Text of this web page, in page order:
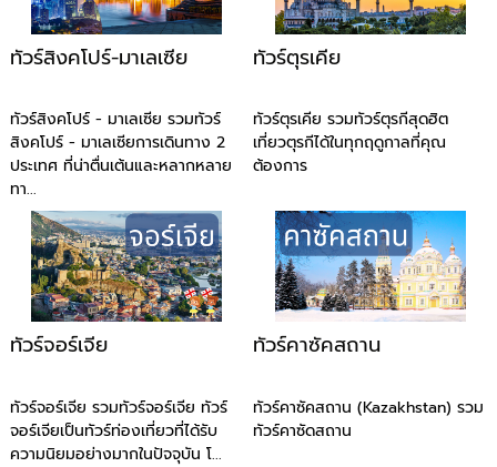
ทัวร์สิงคโปร์-มาเลเซีย
ทัวร์สิงคโปร์ - มาเลเซีย รวมทัวร์
สิงคโปร์ - มาเลเซียการเดินทาง 2
ประเทศ ที่น่าตื่นเต้นและหลากหลาย
ทา...
ทัวร์ตุรเคีย
ทัวร์ตุรเคีย รวมทัวร์ตุรกีสุดฮิต
เที่ยวตุรกีได้ในทุกฤดูกาลที่คุณ
ต้องการ
ทัวร์จอร์เจีย
ทัวร์จอร์เจีย รวมทัวร์จอร์เจีย ทัวร์
จอร์เจียเป็นทัวร์ท่องเที่ยวที่ได้รับ
ความนิยมอย่างมากในปัจจุบัน โ...
ทัวร์คาซัคสถาน
ทัวร์คาซัคสถาน (Kazakhstan) รวม
ทัวร์คาซัดสถาน